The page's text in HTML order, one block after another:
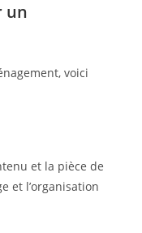
un
voici
et la pièce de
et l’organisation